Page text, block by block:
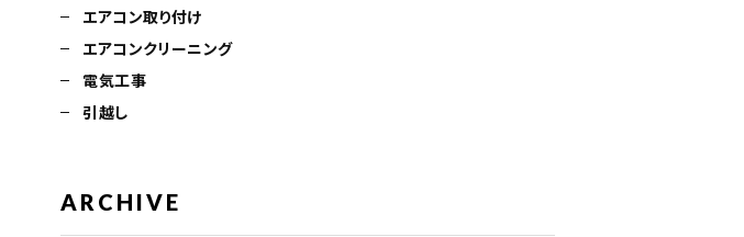
エアコン取り付け
エアコンクリーニング
電気工事
引越し
ARCHIVE